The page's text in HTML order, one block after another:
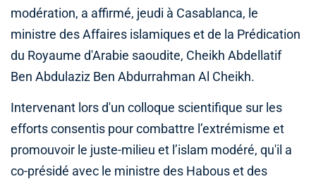
modération, a affirmé, jeudi à Casablanca, le
ministre des Affaires islamiques et de la Prédication
du Royaume d'Arabie saoudite, Cheikh Abdellatif
Ben Abdulaziz Ben Abdurrahman Al Cheikh.
Intervenant lors d'un colloque scientifique sur les
efforts consentis pour combattre l’extrémisme et
promouvoir le juste-milieu et l’islam modéré, qu'il a
co-présidé avec le ministre des Habous et des